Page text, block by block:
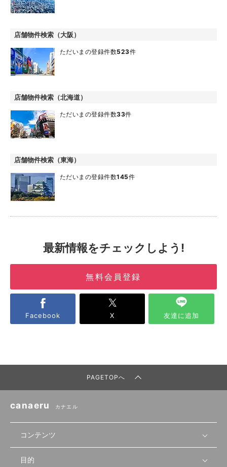
店舗物件検索（大阪）
ただいまの登録件数523件
店舗物件検索（北海道）
ただいまの登録件数33件
店舗物件検索（東海）
ただいまの登録件数145件
最新情報をチェックしよう!
無料会員登録
Facebook X 友達に追加
PAGETOPへ
canaeru カナエル
コンテンツ
無料開業相談
目的